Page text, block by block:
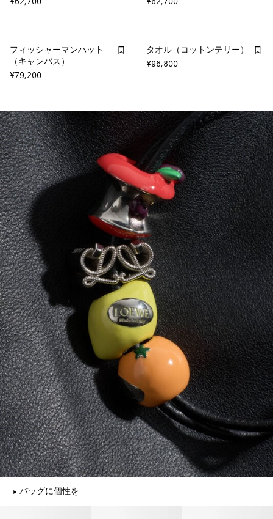
¥62,700 ¥62,700
フィッシャーマンハット
（キャンバス）
¥79,200
タオル（コットンテリー）
¥96,800
バッグに個性を